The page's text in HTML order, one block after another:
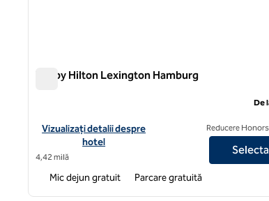
Tru by Hilton Lexington Hamburg
Vizualizați detaliile hotelului pentru Tru by Hilton
Vizualizați detalii despre
hotel
4,42 milă
De
Reducere
Mic dejun gratuit Parcare gratuită